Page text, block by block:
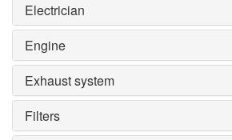
Electrician
Engine
Exhaust system
Filters